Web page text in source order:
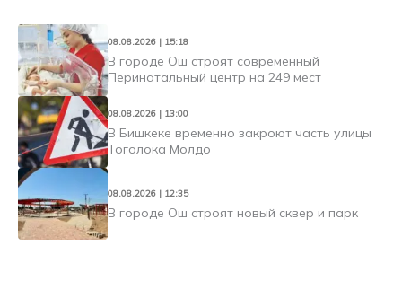
08.08.2026 | 15:18
В городе Ош строят современный
Перинатальный центр на 249 мест
08.08.2026 | 13:00
В Бишкеке временно закроют часть улицы
Тоголока Молдо
08.08.2026 | 12:35
В городе Ош строят новый сквер и парк